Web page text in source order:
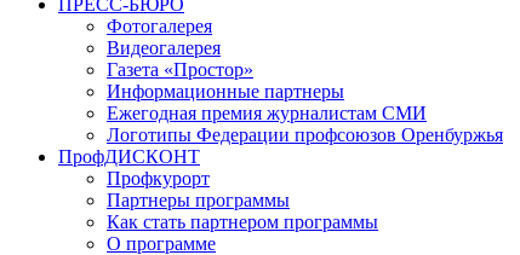
ПРЕСС-БЮРО
Фотогалерея
Видеогалерея
Газета «Простор»
Информационные партнеры
Ежегодная премия журналистам СМИ
Логотипы Федерации профсоюзов Оренбуржья
ПрофДИСКОНТ
Профкурорт
Партнеры программы
Как стать партнером программы
О программе